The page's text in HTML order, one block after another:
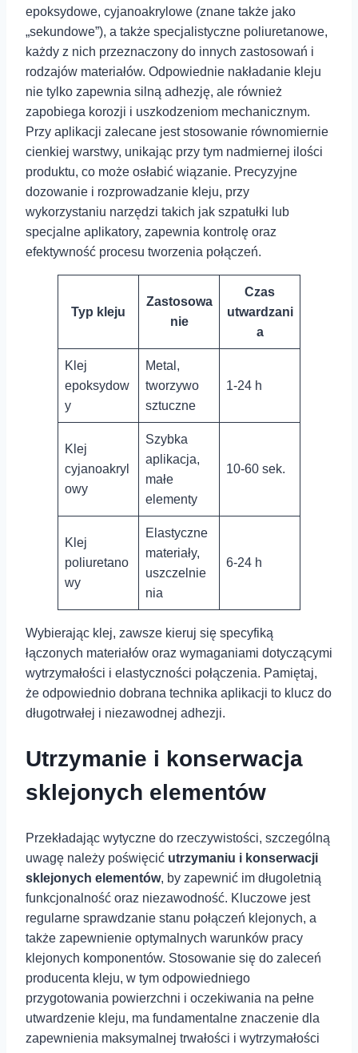
epoksydowe, cyjanoakrylowe (znane także jako
„sekundowe”), a także specjalistyczne poliuretanowe,
każdy z nich przeznaczony do innych zastosowań i
rodzajów materiałów. Odpowiednie nakładanie kleju
nie tylko zapewnia silną adhezję, ale ‍również
zapobiega korozji i uszkodzeniom mechanicznym.
Przy aplikacji zalecane jest stosowanie równomiernie
cienkiej warstwy, unikając przy tym nadmiernej ilości
produktu, co może osłabić wiązanie.⁢ Precyzyjne
dozowanie i rozprowadzanie kleju, przy
wykorzystaniu narzędzi takich jak szpatułki‍ lub
specjalne aplikatory, zapewnia kontrolę oraz
efektywność procesu tworzenia połączeń.
Typ kleju
Zastosowa
nie
Czas
utwardzani
a
Klej
epoksydow
y
Metal,
⁢tworzywo
sztuczne
1-24 h
Klej
cyjanoakryl
owy
Szybka
aplikacja,
małe
elementy
10-60 ⁢sek.
Klej
poliuretano
wy
Elastyczne
materiały,
uszczelnie
nia
6-24 h
Wybierając klej, zawsze kieruj się specyfiką
łączonych materiałów oraz wymaganiami dotyczącymi
wytrzymałości i ⁣elastyczności połączenia. Pamiętaj,
że odpowiednio dobrana technika aplikacji to klucz do
długotrwałej i niezawodnej adhezji.
Utrzymanie i konserwacja
sklejonych elementów
Przekładając wytyczne do rzeczywistości, szczególną
uwagę należy poświęcić utrzymaniu i konserwacji
sklejonych elementów, by zapewnić im długoletnią
funkcjonalność oraz niezawodność. Kluczowe jest
⁤regularne sprawdzanie stanu połączeń‍ klejonych,‍ a
także zapewnienie optymalnych warunków pracy
klejonych komponentów. Stosowanie się do zaleceń
⁣producenta kleju, w tym odpowiedniego
przygotowania powierzchni ⁣i oczekiwania na pełne
utwardzenie ⁤kleju, ma fundamentalne znaczenie dla
zapewnienia maksymalnej trwałości i wytrzymałości